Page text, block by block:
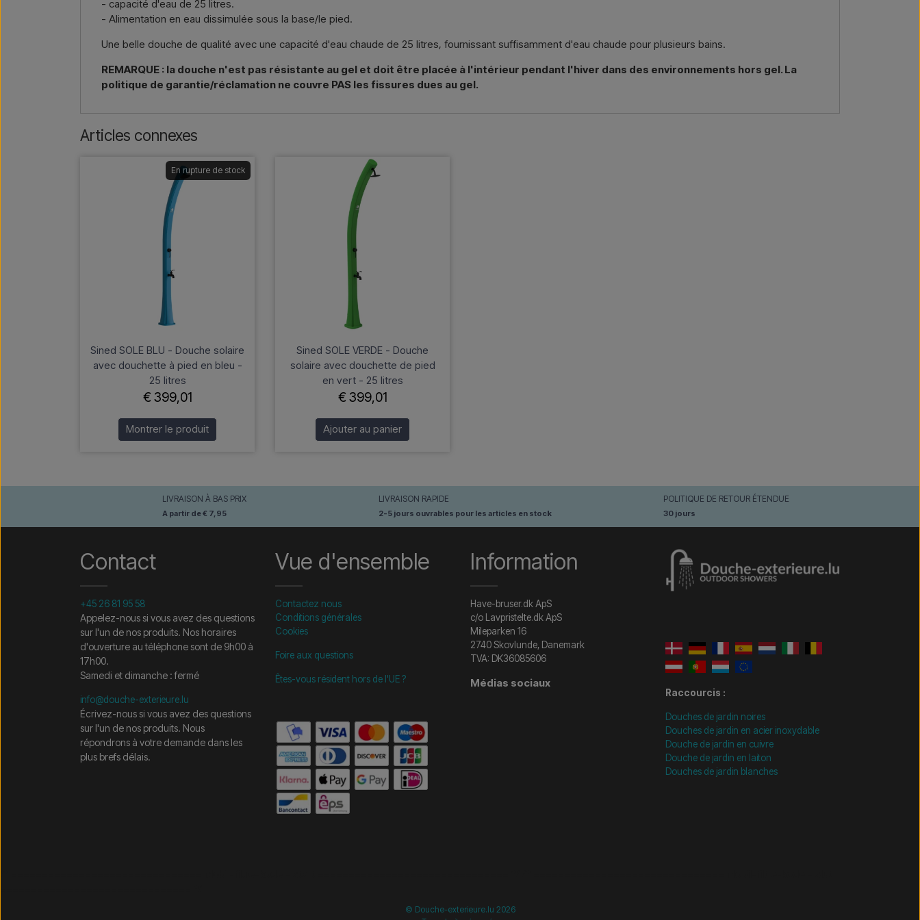
- capacité d'eau de 25 litres.
- Alimentation en eau dissimulée sous la base/le pied.
Une belle douche de qualité avec une capacité d'eau chaude de 25 litres, fournissant suffisamment d'eau chaude pour plusieurs bains.
REMARQUE : la douche n'est pas résistante au gel et doit être placée à l'intérieur pendant l'hiver dans des environnements hors gel. La
politique de garantie/réclamation ne couvre PAS les fissures dues au gel.
Articles connexes
En rupture de stock
Sined SOLE BLU - Douche solaire
avec douchette à pied en bleu -
25 litres
€ 399,01
Montrer le produit
Sined SOLE VERDE - Douche
solaire avec douchette de pied
en vert - 25 litres
€ 399,01
Ajouter au panier
LIVRAISON À BAS PRIX
A partir de € 7,95
LIVRAISON RAPIDE
2-5 jours ouvrables pour les articles en stock
POLITIQUE DE RETOUR ÉTENDUE
30 jours
Contact
+45 26 81 95 58
Appelez-nous si vous avez des questions
sur l'un de nos produits. Nos horaires
d'ouverture au téléphone sont de 9h00 à
17h00.
Samedi et dimanche : fermé
info@douche-exterieure.lu
Écrivez-nous si vous avez des questions
sur l'un de nos produits. Nous
répondrons à votre demande dans les
plus brefs délais.
Vue d'ensemble
Contactez nous
Conditions générales
Cookies
Foire aux questions
Êtes-vous résident hors de l'UE ?
Information
Have-bruser.dk ApS
c/o Lavpristelte.dk ApS
Mileparken 16
2740 Skovlunde, Danemark
TVA: DK36085606
Médias sociaux
Raccourcis :
Douches de jardin noires
Douches de jardin en acier inoxydable
Douche de jardin en cuivre
Douche de jardin en laiton
Douches de jardin blanches
© Douche-exterieure.lu 2026